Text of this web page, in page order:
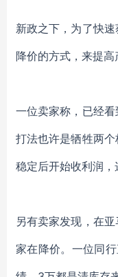
新政之下，为了快
降价的方式，来提高
一位卖家称，已经
打法也许是牺牲两
稳定后开始收利润，
另有卖家发现，在
家在降价。一位同